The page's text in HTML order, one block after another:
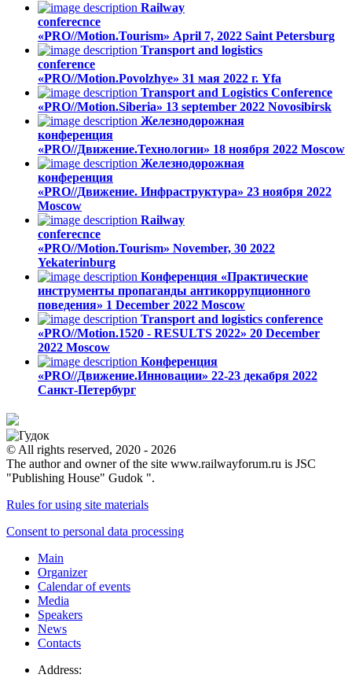
Railway
conferecnce
«PRO//Motion.Tourism» April 7, 2022 Saint Petersburg
Transport and logistics
conference
«PRO//Motion.Povolzhye» 31 мая 2022 г. Yfa
Transport and Logistics Conference
«PRO//Motion.Siberia» 13 september 2022 Novosibirsk
Железнодорожная
конференция
«PRO//Движение.Технологии» 18 ноября 2022 Moscow
Железнодорожная
конференция
«PRO//Движение. Инфраструктура» 23 ноября 2022
Moscow
Railway
conferecnce
«PRO//Motion.Tourism» November, 30 2022
Yekaterinburg
Конференция «Практические
инструменты пропаганды антикоррупционного
поведения» 1 December 2022 Moscow
Transport and logistics conference
«PRO//Motion.1520 - RESULTS 2022» 20 December
2022 Moscow
Конференция
«PRO//Движение.Инновации» 22-23 декабря 2022
Санкт-Петербург
© All rights reserved, 2020 - 2026
The author and owner of the site www.railwayforum.ru is JSC
"Publishing House" Gudok ".
Rules for using site materials
Consent to personal data processing
Main
Organizer
Calendar of events
Media
Speakers
News
Contacts
Address: